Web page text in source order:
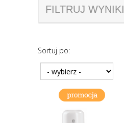
FILTRUJ WYNIKI
Sortuj po: